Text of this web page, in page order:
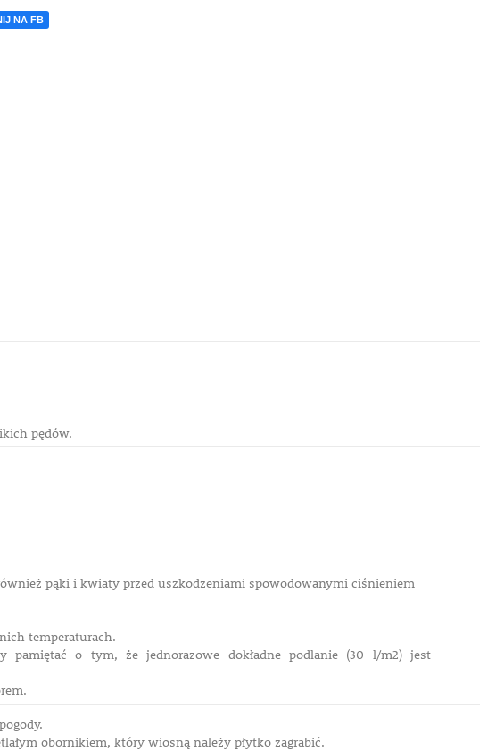
NA FB
pędów.
pąki i kwiaty przed uszkodzeniami spowodowanymi ciśnieniem
temperaturach.
pamiętać o tym, że jednorazowe dokładne podlanie (30 l/m2) jest
obornikiem, który wiosną należy płytko zagrabić.